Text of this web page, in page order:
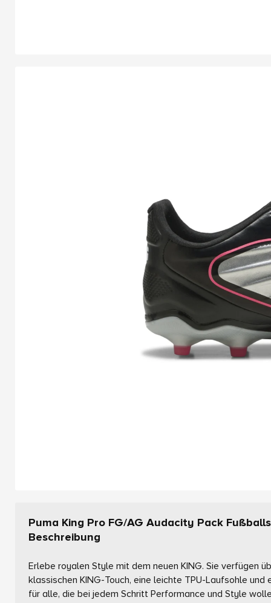
Puma King Pro FG/AG Audacity Pack
Beschreibung
Erlebe royalen Style mit dem neuen KING. Sie verfügen
klassischen KING-Touch, eine leichte TPU-Laufsohle
für alle, die bei jedem Schritt Performance und Style